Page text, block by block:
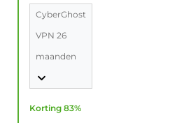
CyberGhost
VPN 26
maanden
Korting 83%